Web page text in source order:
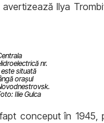
Ilya
nr.
este situată
orașul
Ilie Gulca
conceput în